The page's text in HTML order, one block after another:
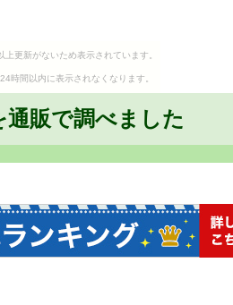
更新がないため表示されています。
時間以内に表示されなくなります。
販で調べました